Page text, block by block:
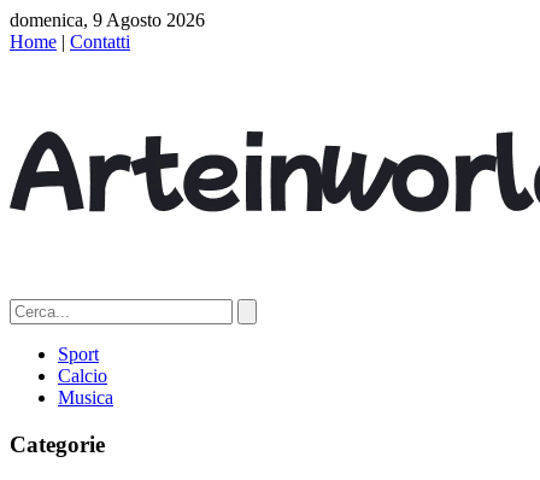
domenica, 9 Agosto 2026
Home | Contatti
Sport
Calcio
Musica
Categorie